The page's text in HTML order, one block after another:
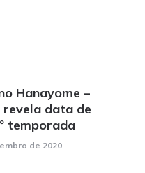
Hanayome –
data de
temporada
de 2020